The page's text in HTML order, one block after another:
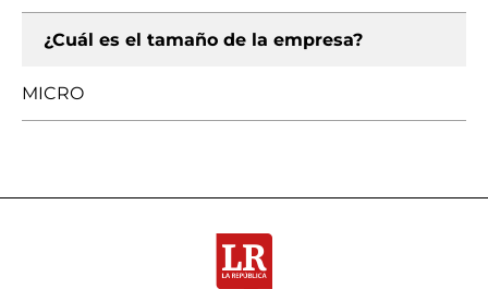
¿Cuál es el tamaño de la empresa?
MICRO